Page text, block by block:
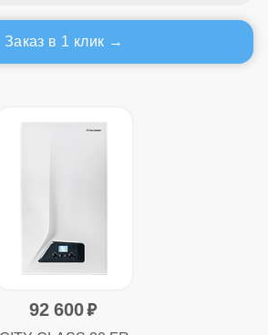
Заказ в 1 клик
92 600